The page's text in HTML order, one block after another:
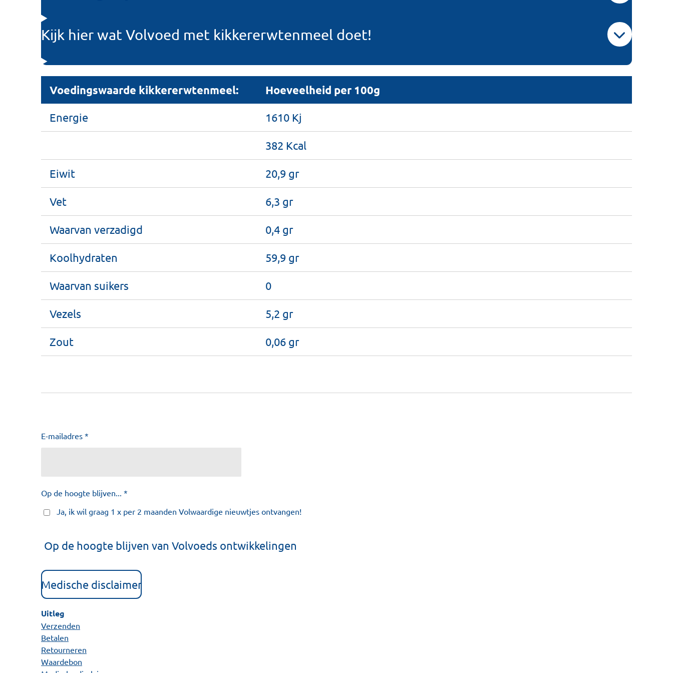
Kijk hier wat Volvoed met kikkererwtenmeel doet!
Voedingswaarde kikkererwtenmeel: Hoeveelheid per 100g
Energie 1610 Kj
382 Kcal
Eiwit 20,9 gr
Vet 6,3 gr
Waarvan verzadigd 0,4 gr
Koolhydraten 59,9 gr
Waarvan suikers 0
Vezels 5,2 gr
Zout 0,06 gr
E-mailadres *
Op de hoogte blijven... *
Ja, ik wil graag 1 x per 2 maanden Volwaardige nieuwtjes ontvangen!
Op de hoogte blijven van Volvoeds ontwikkelingen
Medische disclaimer
Uitleg
Verzenden
Betalen
Retourneren
Waardebon